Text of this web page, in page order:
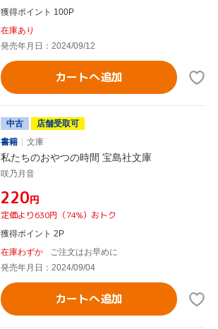
獲得ポイント 100P
在庫あり
発売年月日：2024/09/12
カートへ追加
中古
店舗受取可
書籍
文庫
私たちのおやつの時間 宝島社文庫
咲乃月音
¥220円
定価より630円（74%）おトク
獲得ポイント 2P
在庫わずか
ご注文はお早めに
発売年月日：2024/09/04
カートへ追加